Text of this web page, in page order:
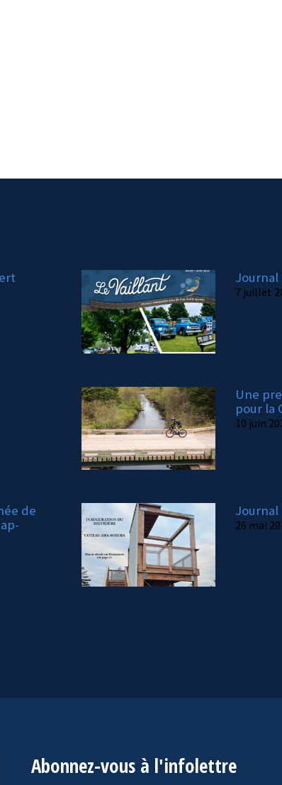
Journal
7 juillet
Une
pour la
10 juin
de
Journal
26 mai
Abonnez-vous à l'infolettre